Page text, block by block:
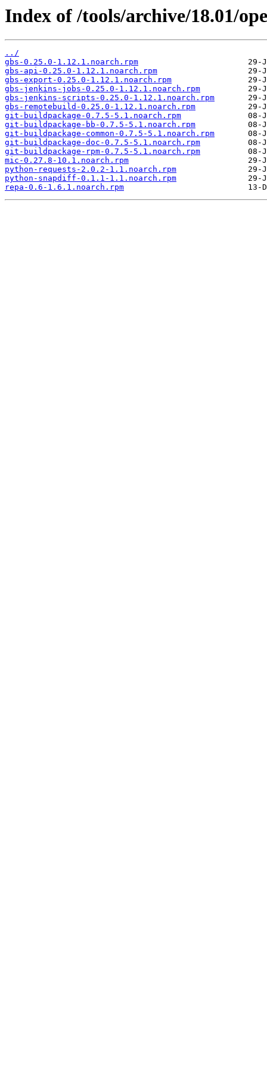
Index of /tools/archive/18.01/
../
gbs-0.25.0-1.12.1.noarch.rpm
gbs-api-0.25.0-1.12.1.noarch.rpm
gbs-export-0.25.0-1.12.1.noarch.rpm
gbs-jenkins-jobs-0.25.0-1.12.1.noarch.rpm
gbs-jenkins-scripts-0.25.0-1.12.1.noarch.rpm
gbs-remotebuild-0.25.0-1.12.1.noarch.rpm
git-buildpackage-0.7.5-5.1.noarch.rpm
git-buildpackage-bb-0.7.5-5.1.noarch.rpm
git-buildpackage-common-0.7.5-5.1.noarch.rpm
git-buildpackage-doc-0.7.5-5.1.noarch.rpm
git-buildpackage-rpm-0.7.5-5.1.noarch.rpm
mic-0.27.8-10.1.noarch.rpm
python-requests-2.0.2-1.1.noarch.rpm
python-snapdiff-0.1.1-1.1.noarch.rpm
repa-0.6-1.6.1.noarch.rpm